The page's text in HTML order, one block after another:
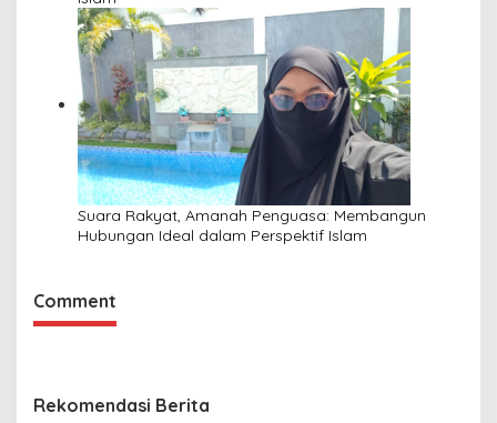
Suara Rakyat, Amanah Penguasa: Membangun
Hubungan Ideal dalam Perspektif Islam
Comment
Rekomendasi Berita